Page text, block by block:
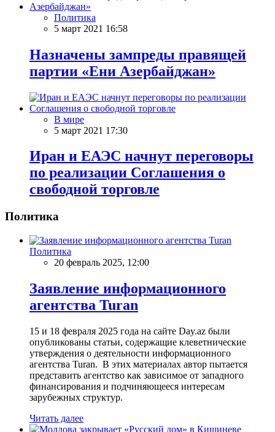
Политика
5 март 2021 16:58
Назначены зампреды правящей
партии «Ени Азербайджан»
В мире
5 март 2021 17:30
Иран и ЕАЭС начнут переговоры
по реализации Соглашения о
свободной торговле
Политика
Политика
20 февраль 2025, 12:00
Заявление информационного
агентства Turan
15 и 18 февраля 2025 года на сайте Day.az были
опубликованы статьи, содержащие клеветнические
утверждения о деятельности информационного
агентства Turan. В этих материалах автор пытается
представить агентство как зависимое от западного
финансирования и подчиняющееся интересам
зарубежных структур.
Читать далее